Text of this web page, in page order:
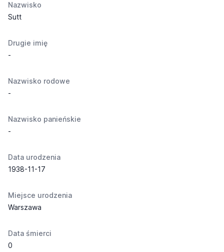
Nazwisko
Sutt
Drugie imię
-
Nazwisko rodowe
-
Nazwisko panieńskie
-
Data urodzenia
1938-11-17
Miejsce urodzenia
Warszawa
Data śmierci
0